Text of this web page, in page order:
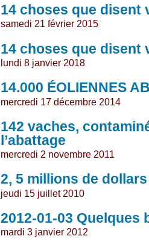
14 choses que disent
samedi 21 février 2015
14 choses que disent
lundi 8 janvier 2018
14.000 ÉOLIENNES
mercredi 17 décembre 2014
142 vaches,
l’abattage
mercredi 2 novembre 2011
2, 5 millions de
jeudi 15 juillet 2010
2012-01-03 Quelques
mardi 3 janvier 2012